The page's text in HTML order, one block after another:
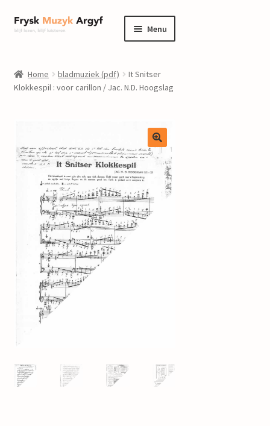
Ga
door
navigatie
Ga
naar
inhoud
Menu
informatie
Submenu
uitvouwen
Componisten
nieuws
events
contact
mijn account
Home bladmuziek (pdf)
It Snitser
Klokkespil : voor carillon / Jac. N.D. Hoogslag